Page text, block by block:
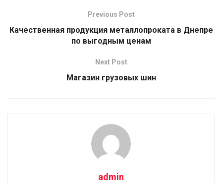
Previous Post
Качественная продукция металлопроката в Днепре
по выгодным ценам
Next Post
Магазин грузовых шин
admin